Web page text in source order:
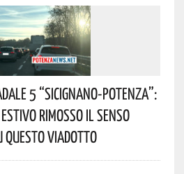
5 “Sicignano-Potenza”:
Rimosso Il Senso
Questo Viadotto